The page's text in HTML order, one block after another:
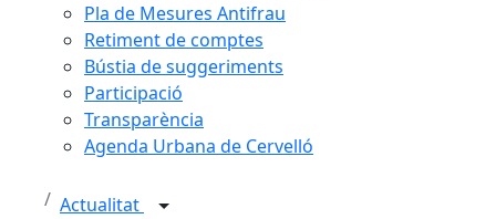
Pla de Mesures Antifrau
Retiment de comptes
Bústia de suggeriments
Participació
Transparència
Agenda Urbana de Cervelló
Actualitat